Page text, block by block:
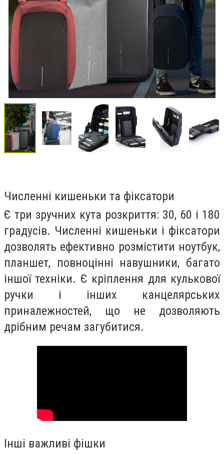
Численні кишеньки та фіксатори
Є три зручних кута розкриття: 30, 60 і 180
градусів. Численні кишеньки і фіксатори
дозволять ефективно розмістити ноутбук,
планшет, повноцінні навушники, багато
іншої техніки. Є кріплення для кулькової
ручки і інших канцелярських
приналежностей, що не дозволяють
дрібним речам загубитися.
Інші важливі фішки